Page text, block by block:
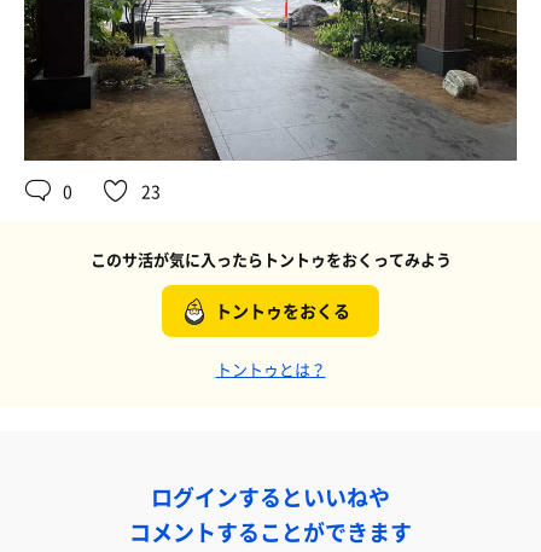
0 23
このサ活が気に入ったらトントゥをおくってみよう
トントゥをおくる
トントゥとは？
ログインするといいねや
コメントすることができます